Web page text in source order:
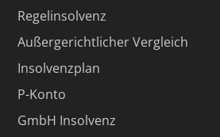
Regelinsolvenz
Außergerichtlicher Vergleich
Insolvenzplan
P-Konto
GmbH Insolvenz